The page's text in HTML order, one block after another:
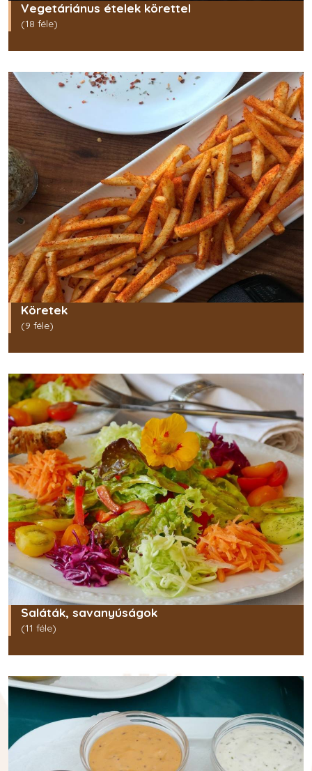
Vegetáriánus ételek körettel
(18 féle)
Köretek
(9 féle)
Saláták, savanyúságok
(11 féle)